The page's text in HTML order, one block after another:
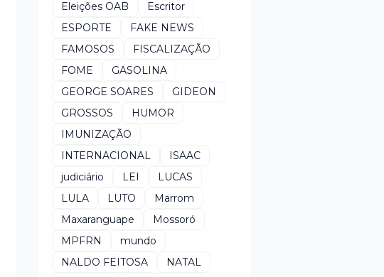
Eleições OAB
Escritor
ESPORTE
FAKE NEWS
FAMOSOS
FISCALIZAÇÃO
FOME
GASOLINA
GEORGE SOARES
GIDEON
GROSSOS
HUMOR
IMUNIZAÇÃO
INTERNACIONAL
ISAAC
judiciário
LEI
LUCAS
LULA
LUTO
Marrom
Maxaranguape
Mossoró
MPFRN
mundo
NALDO FEITOSA
NATAL